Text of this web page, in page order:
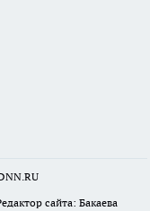
сайта: Бакаева